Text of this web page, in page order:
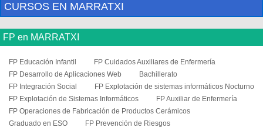
CURSOS EN MARRATXI
FP en MARRATXI
FP Educación Infantil
FP Cuidados Auxiliares de Enfermería
FP Desarrollo de Aplicaciones Web
Bachillerato
FP Integración Social
FP Explotación de sistemas informáticos Nocturno
FP Explotación de Sistemas Informáticos
FP Auxiliar de Enfermería
FP Operaciones de Fabricación de Productos Cerámicos
Graduado en ESO
FP Prevención de Riesgos